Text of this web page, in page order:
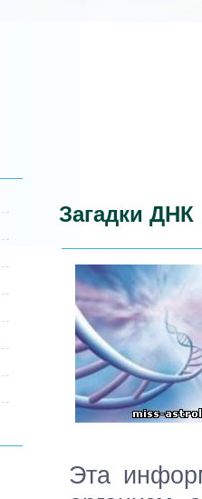
Загадки ДНК
Эта